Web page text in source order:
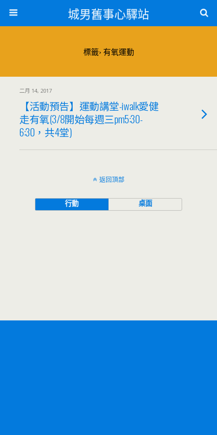
城男舊事心驛站
標籤› 有氧運動
二月 14, 2017
【活動預告】運動講堂-iwalk愛健
走有氧(3/8開始每週三pm5:30-
6:30，共4堂)
返回頂部
行動 桌面